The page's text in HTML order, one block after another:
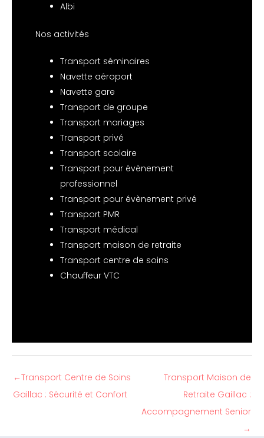
Albi
Nos activités
Transport séminaires
Navette aéroport
Navette gare
Transport de groupe
Transport mariages
Transport privé
Transport scolaire
Transport pour évènement
professionnel
Transport pour évènement privé
Transport PMR
Transport médical
Transport maison de retraite
Transport centre de soins
Chauffeur VTC
←Transport Centre de Soins
Gaillac : Sécurité et Confort
Transport Maison de
Retraite Gaillac :
Accompagnement Senior
→